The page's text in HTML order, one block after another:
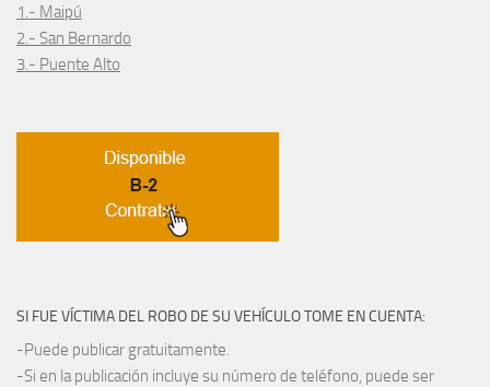
1.- Maipú
2.- San Bernardo
3.- Puente Alto
SI FUE VÍCTIMA DEL ROBO DE SU VEHÍCULO TOME EN CUENTA:
-Puede publicar gratuitamente.
-Si en la publicación incluye su número de teléfono, puede ser